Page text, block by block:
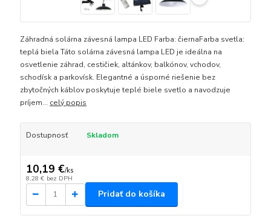
Záhradná solárna závesná lampa LED Farba: čiernaFarba svetla:
teplá biela Táto solárna závesná lampa LED je ideálna na
osvetlenie záhrad, cestičiek, altánkov, balkónov, vchodov,
schodísk a parkovísk. Elegantné a úsporné riešenie bez
zbytočných káblov poskytuje teplé biele svetlo a navodzuje
príjem... celý popis
Dostupnosť Skladom
10,19 €/ks
8,28 € bez DPH
Pridať do košíka